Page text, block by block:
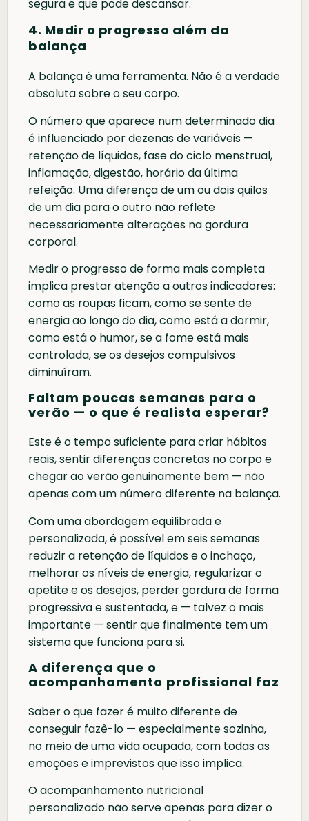
segura e que pode descansar.
4. Medir o progresso além da
balança
A balança é uma ferramenta. Não é a verdade
absoluta sobre o seu corpo.
O número que aparece num determinado dia
é influenciado por dezenas de variáveis —
retenção de líquidos, fase do ciclo menstrual,
inflamação, digestão, horário da última
refeição. Uma diferença de um ou dois quilos
de um dia para o outro não reflete
necessariamente alterações na gordura
corporal.
Medir o progresso de forma mais completa
implica prestar atenção a outros indicadores:
como as roupas ficam, como se sente de
energia ao longo do dia, como está a dormir,
como está o humor, se a fome está mais
controlada, se os desejos compulsivos
diminuíram.
Faltam poucas semanas para o
verão — o que é realista esperar?
Este é o tempo suficiente para criar hábitos
reais, sentir diferenças concretas no corpo e
chegar ao verão genuinamente bem — não
apenas com um número diferente na balança.
Com uma abordagem equilibrada e
personalizada, é possível em seis semanas
reduzir a retenção de líquidos e o inchaço,
melhorar os níveis de energia, regularizar o
apetite e os desejos, perder gordura de forma
progressiva e sustentada, e — talvez o mais
importante — sentir que finalmente tem um
sistema que funciona para si.
A diferença que o
acompanhamento profissional faz
Saber o que fazer é muito diferente de
conseguir fazê-lo — especialmente sozinha,
no meio de uma vida ocupada, com todas as
emoções e imprevistos que isso implica.
O acompanhamento nutricional
personalizado não serve apenas para dizer o